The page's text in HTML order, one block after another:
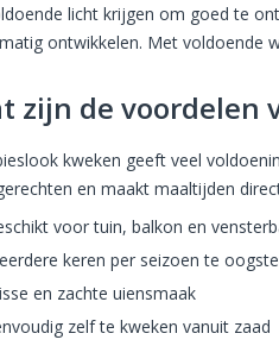
licht krijgen om goed te
ontwikkelen. Met voldoende
zijn de voordelen
kweken geeft veel
en maakt maaltijden
voor tuin, balkon en
keren per seizoen te
en zachte uiensmaak
zelf te kweken vanuit zaad